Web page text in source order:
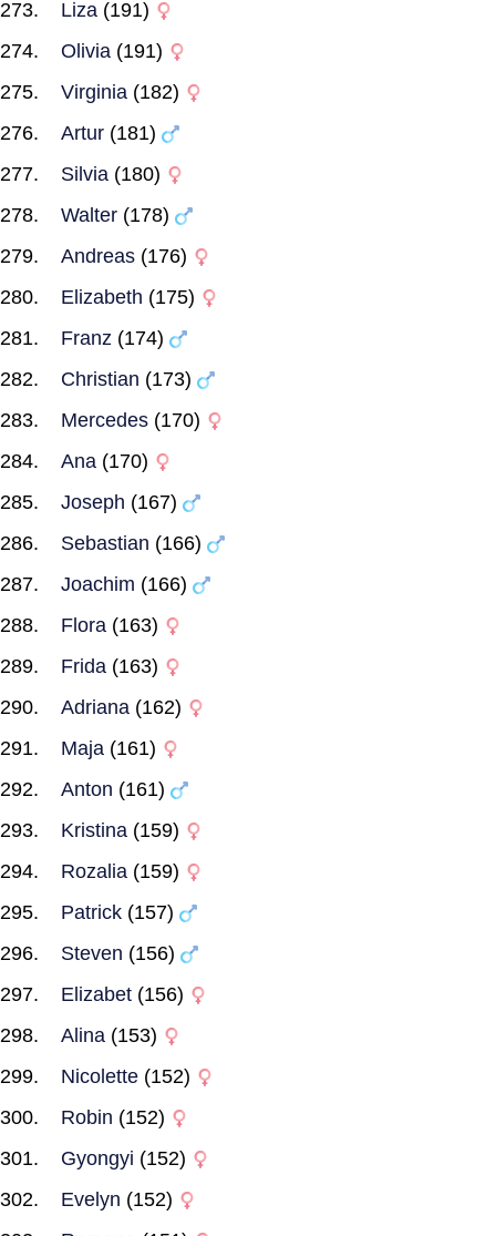
Liza (191)
Olivia (191)
Virginia (182)
Artur (181)
Silvia (180)
Walter (178)
Andreas (176)
Elizabeth (175)
Franz (174)
Christian (173)
Mercedes (170)
Ana (170)
Joseph (167)
Sebastian (166)
Joachim (166)
Flora (163)
Frida (163)
Adriana (162)
Maja (161)
Anton (161)
Kristina (159)
Rozalia (159)
Patrick (157)
Steven (156)
Elizabet (156)
Alina (153)
Nicolette (152)
Robin (152)
Gyongyi (152)
Evelyn (152)